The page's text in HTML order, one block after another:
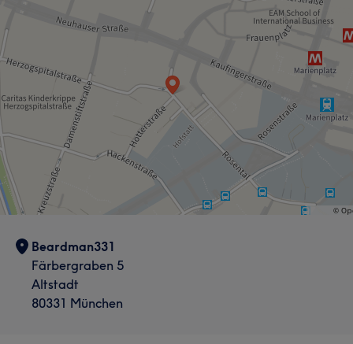
Beardman331
Färbergraben 5
Altstadt
80331 München